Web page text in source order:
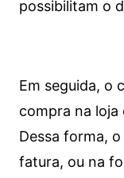
possibilitam o
Em seguida, o
compra na
Dessa forma,
fatura, ou na